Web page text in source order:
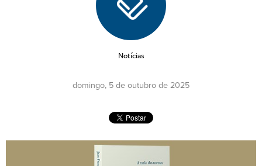
Notícias
domingo, 5 de outubro de 2025